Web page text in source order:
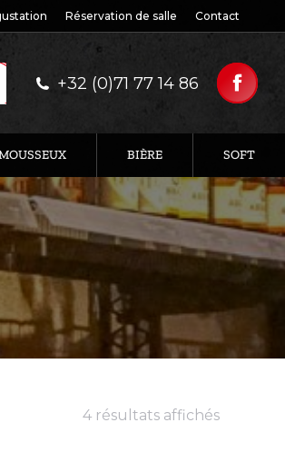
Réservation de salle Contact
+32 (0)71 77 14 86
BIÈRE SOFT
4 résultats affichés